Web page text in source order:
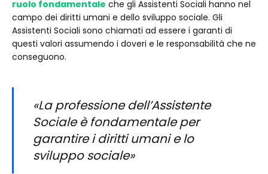
ruolo fondamentale che gli Assistenti Sociali hanno nel
campo dei diritti umani e dello sviluppo sociale. Gli
Assistenti Sociali sono chiamati ad essere i garanti di
questi valori assumendo i doveri e le responsabilità che ne
conseguono.
«La professione dell’Assistente
Sociale è fondamentale per
garantire i diritti umani e lo
sviluppo sociale»